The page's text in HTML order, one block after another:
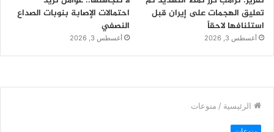
تعليق الهجمات على إيران قبل
استئنافها لاحقاً
أغسطس 3, 2026
احتمالات الإصابة بنوبات الصداع
النصفي
أغسطس 3, 2026